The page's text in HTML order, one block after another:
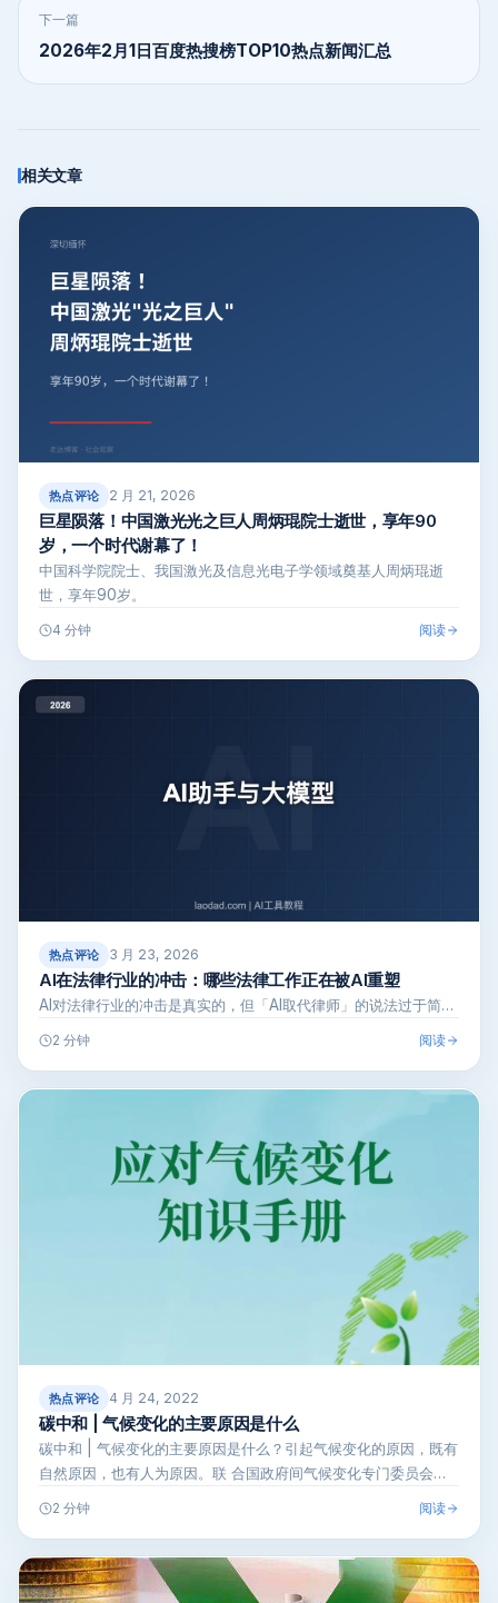
下一篇
2026年2月1日百度热搜榜TOP10热点新闻汇总
相关文章
热点评论 2 月 21, 2026
巨星陨落！中国激光光之巨人周炳琨院士逝世，享年90
岁，一个时代谢幕了！
中国科学院院士、我国激光及信息光电子学领域奠基人周炳琨逝
世，享年90岁。
4 分钟 阅读
热点评论 3 月 23, 2026
AI在法律行业的冲击：哪些法律工作正在被AI重塑
AI对法律行业的冲击是真实的，但「AI取代律师」的说法过于简…
2 分钟 阅读
热点评论 4 月 24, 2022
碳中和 | 气候变化的主要原因是什么
碳中和 | 气候变化的主要原因是什么？引起气候变化的原因，既有
自然原因，也有人为原因。联 合国政府间气候变化专门委员会
(IPCC)…
2 分钟 阅读